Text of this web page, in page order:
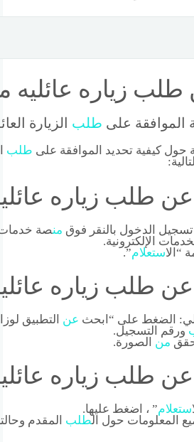
طلب زياره عائليه
الموافقة على طلب الزيارة
حول كيفية تحديد الموافقة على طلب
عن طلب زياره
تسجيل الدخول بالنقر فوق منصة خدمات
الإلكترونية.
“الاستعلام”.
عن طلب زياره
الضغط على “ابحث عن التطبيق
ورقم التسجيل.
من الصورة.
عن طلب زياره
استعلام” ، اضغط عليها.
المعلومات حول الطلب المقدم